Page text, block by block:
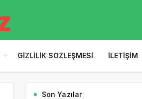
GIZLILIK SÖZLEŞMESI İLETIŞIM
Son Yazılar